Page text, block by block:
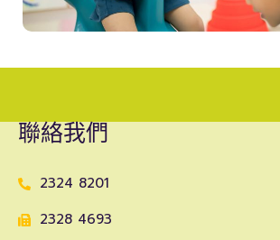
聯絡我們
2324 8201
2328 4693